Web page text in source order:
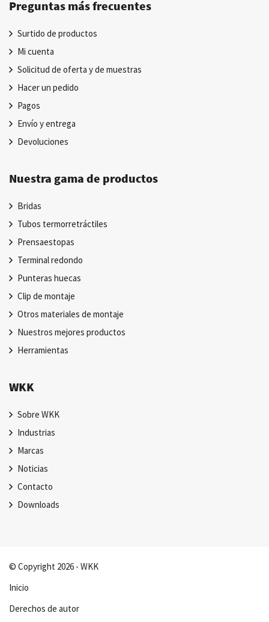
Preguntas más frecuentes
Surtido de productos
Mi cuenta
Solicitud de oferta y de muestras
Hacer un pedido
Pagos
Envío y entrega
Devoluciones
Nuestra gama de productos
Bridas
Tubos termorretráctiles
Prensaestopas
Terminal redondo
Punteras huecas
Clip de montaje
Otros materiales de montaje
Nuestros mejores productos
Herramientas
WKK
Sobre WKK
Industrias
Marcas
Noticias
Contacto
Downloads
© Copyright 2026 - WKK
Inicio
Derechos de autor